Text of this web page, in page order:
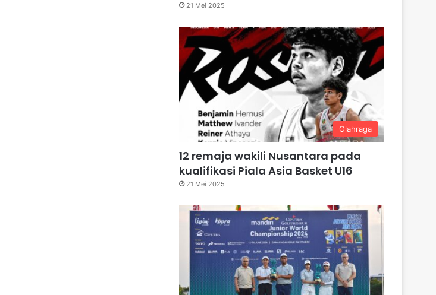
21 Mei 2025
Olahraga
12 remaja wakili Nusantara pada
kualifikasi Piala Asia Basket U16
21 Mei 2025